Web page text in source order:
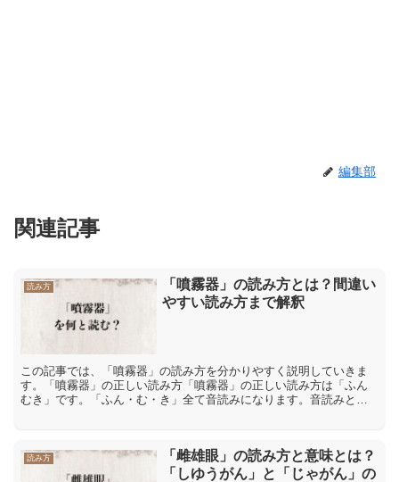
編集部
関連記事
読み方
「噴霧器」の読み方とは？間違い
やすい読み方まで解釈
この記事では、「噴霧器」の読み方を分かりやすく説明していきま
す。「噴霧器」の正しい読み方「噴霧器」の正しい読み方は「ふん
むき」です。「ふん・む・き」全て音読みになります。音読みと
読み方
「雌雄眼」の読み方と意味とは？
「しゆうがん」と「じゃがん」の